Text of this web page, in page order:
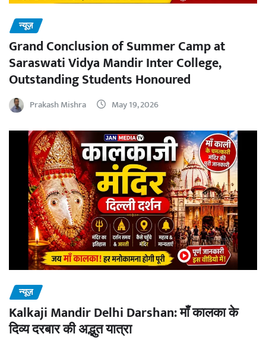
न्यूज़
Grand Conclusion of Summer Camp at
Saraswati Vidya Mandir Inter College,
Outstanding Students Honoured
Prakash Mishra May 19, 2026
न्यूज़
Kalkaji Mandir Delhi Darshan: माँ कालका के
दिव्य दरबार की अद्भुत यात्रा